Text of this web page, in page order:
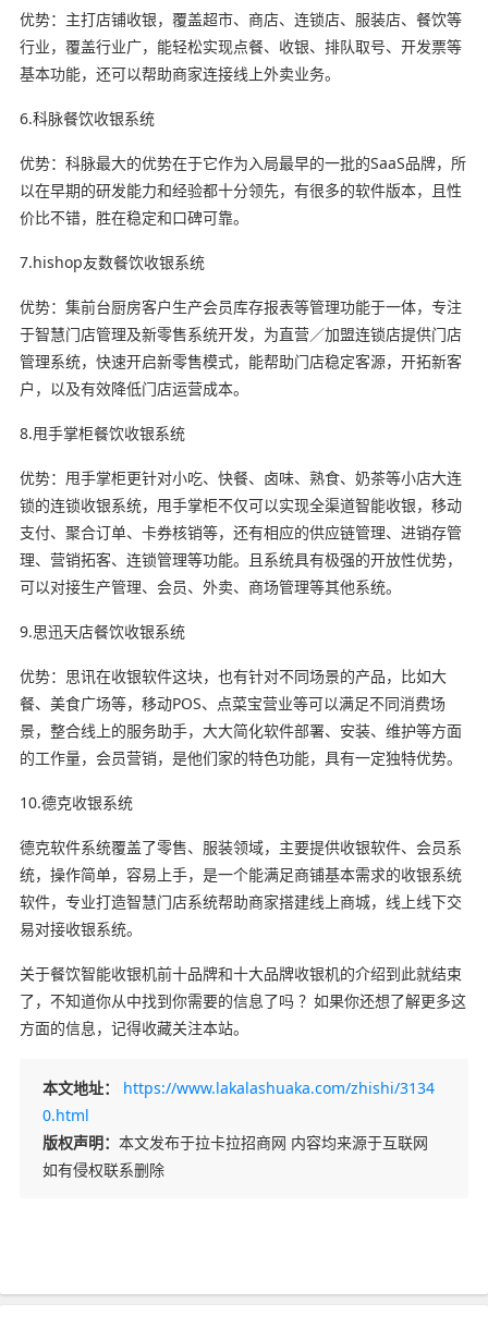
优势：主打店铺收银，覆盖超市、商店、连锁店、服装店、餐饮等
行业，覆盖行业广，能轻松实现点餐、收银、排队取号、开发票等
基本功能，还可以帮助商家连接线上外卖业务。
6.科脉餐饮收银系统
优势：科脉最大的优势在于它作为入局最早的一批的SaaS品牌，所
以在早期的研发能力和经验都十分领先，有很多的软件版本，且性
价比不错，胜在稳定和口碑可靠。
7.hishop友数餐饮收银系统
优势：集前台厨房客户生产会员库存报表等管理功能于一体，专注
于智慧门店管理及新零售系统开发，为直营／加盟连锁店提供门店
管理系统，快速开启新零售模式，能帮助门店稳定客源，开拓新客
户，以及有效降低门店运营成本。
8.甩手掌柜餐饮收银系统
优势：甩手掌柜更针对小吃、快餐、卤味、熟食、奶茶等小店大连
锁的连锁收银系统，甩手掌柜不仅可以实现全渠道智能收银，移动
支付、聚合订单、卡券核销等，还有相应的供应链管理、进销存管
理、营销拓客、连锁管理等功能。且系统具有极强的开放性优势，
可以对接生产管理、会员、外卖、商场管理等其他系统。
9.思迅天店餐饮收银系统
优势：思讯在收银软件这块，也有针对不同场景的产品，比如大
餐、美食广场等，移动POS、点菜宝营业等可以满足不同消费场
景，整合线上的服务助手，大大简化软件部署、安装、维护等方面
的工作量，会员营销，是他们家的特色功能，具有一定独特优势。
10.德克收银系统
德克软件系统覆盖了零售、服装领域，主要提供收银软件、会员系
统，操作简单，容易上手，是一个能满足商铺基本需求的收银系统
软件，专业打造智慧门店系统帮助商家搭建线上商城，线上线下交
易对接收银系统。
关于餐饮智能收银机前十品牌和十大品牌收银机的介绍到此就结束
了，不知道你从中找到你需要的信息了吗 ？如果你还想了解更多这
方面的信息，记得收藏关注本站。
本文地址：
https://www.lakalashuaka.com/zhishi/3134
0.html
版权声明： 本文发布于拉卡拉招商网 内容均来源于互联网
如有侵权联系删除